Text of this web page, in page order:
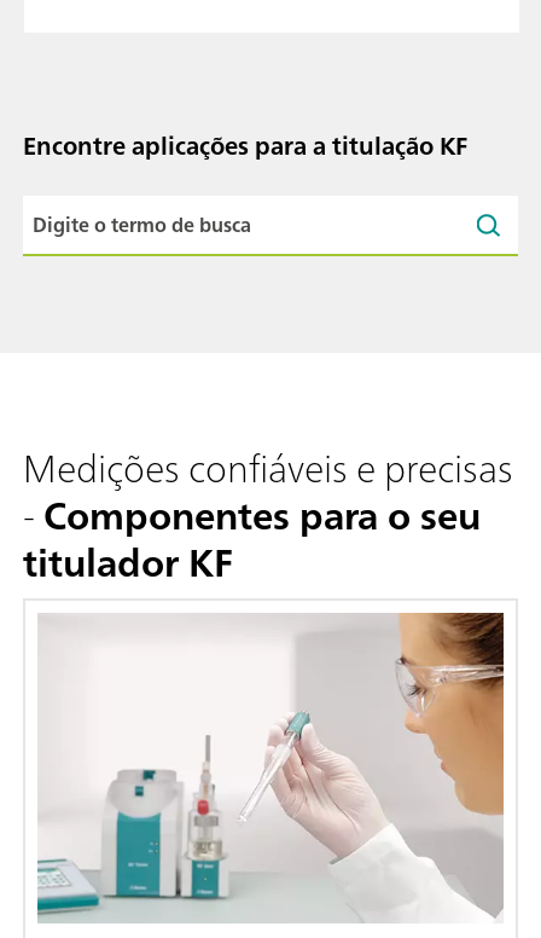
Encontre aplicações para a titulação KF
Medições confiáveis e precisas
-Componentes para o seu
titulador KF